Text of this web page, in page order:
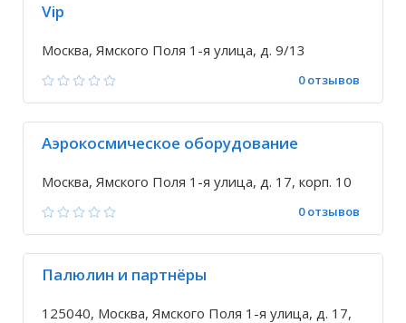
Vip
Москва, Ямского Поля 1-я улица, д. 9/13
0 отзывов
Аэрокосмическое оборудование
Москва, Ямского Поля 1-я улица, д. 17, корп. 10
0 отзывов
Палюлин и партнёры
125040, Москва, Ямского Поля 1-я улица, д. 17,